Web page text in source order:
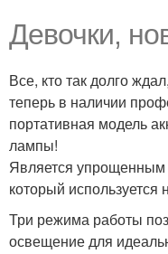
Девочки,
Все, кто так долго
теперь в наличии
портативная модель
лампы!
Является упрощенным
который используется
Три режима работы
освещение для